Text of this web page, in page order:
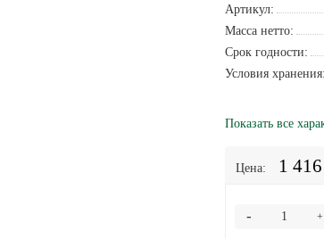
Артикул:
Масса нетто:
Срок годности:
Условия хранения:
Показать все
Цена: 1
+
-